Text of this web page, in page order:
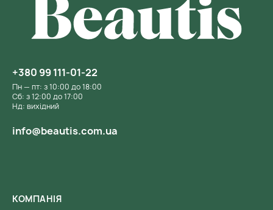
КОМПАНІЯ
+380 99 111-01-22
Пн — пт: з 10:00 до 18:00
Сб: з 12:00 до 17:00
Нд: вихідний
info@beautis.com.ua